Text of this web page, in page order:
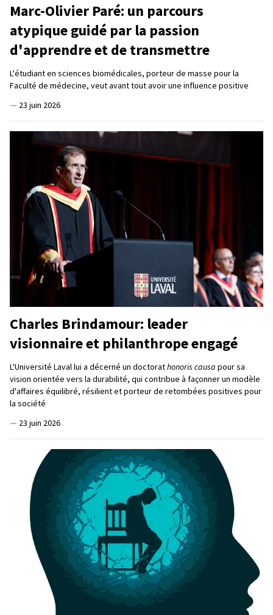
Marc-Olivier Paré: un parcours
atypique guidé par la passion
d'apprendre et de transmettre
L'étudiant en sciences biomédicales, porteur de masse pour la
Faculté de médecine, veut avant tout avoir une influence positive
— 23 juin 2026
Charles Brindamour: leader
visionnaire et philanthrope engagé
L'Université Laval lui a décerné un doctorathonoris causa pour sa
vision orientée vers la durabilité, qui contribue à façonner un modèle
d'affaires équilibré, résilient et porteur de retombées positives pour
la société
— 23 juin 2026